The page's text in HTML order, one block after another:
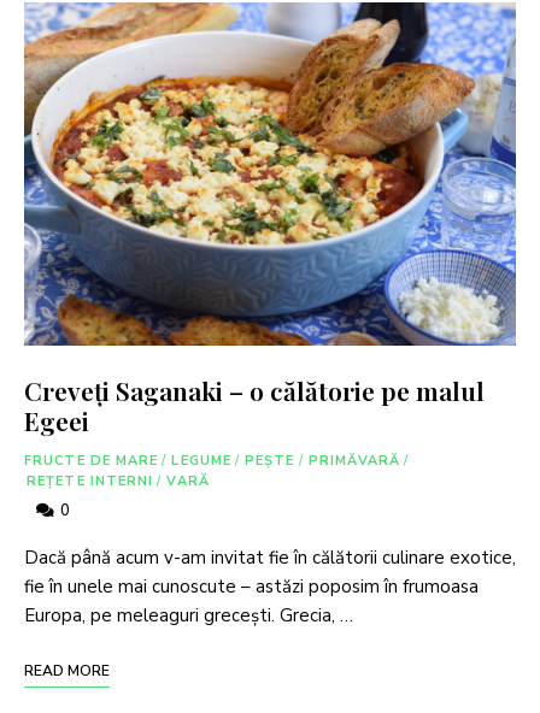
Creveți Saganaki – o călătorie pe malul
Egeei
FRUCTE DE MARE / LEGUME / PEȘTE / PRIMĂVARĂ /
REȚETE INTERNI / VARĂ
0
Dacă până acum v-am invitat fie în călătorii culinare exotice,
fie în unele mai cunoscute – astăzi poposim în frumoasa
Europa, pe meleaguri grecești. Grecia, …
READ MORE